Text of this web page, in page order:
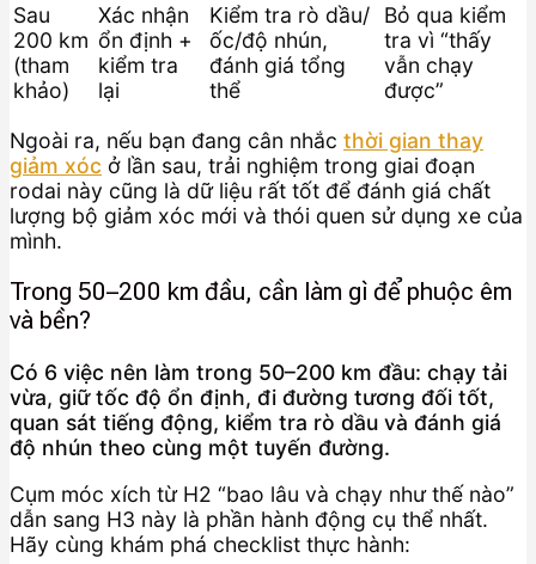
Sau
200 km
(tham
khảo)
Xác nhận
ổn định +
kiểm tra
lại
Kiểm tra rò dầu/
ốc/độ nhún,
đánh giá tổng
thể
Bỏ qua kiểm
tra vì “thấy
vẫn chạy
được”
Ngoài ra, nếu bạn đang cân nhắc thời gian thay
giảm xóc ở lần sau, trải nghiệm trong giai đoạn
rodai này cũng là dữ liệu rất tốt để đánh giá chất
lượng bộ giảm xóc mới và thói quen sử dụng xe của
mình.
Trong 50–200 km đầu, cần làm gì để phuộc êm
và bền?
Có 6 việc nên làm trong 50–200 km đầu: chạy tải
vừa, giữ tốc độ ổn định, đi đường tương đối tốt,
quan sát tiếng động, kiểm tra rò dầu và đánh giá
độ nhún theo cùng một tuyến đường.
Cụm móc xích từ H2 “bao lâu và chạy như thế nào”
dẫn sang H3 này là phần hành động cụ thể nhất.
Hãy cùng khám phá checklist thực hành: